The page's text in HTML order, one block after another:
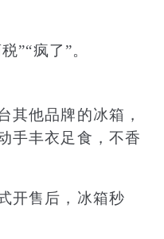
”“疯了”。
其他品牌的冰箱，
手丰衣足食，不香
开售后，冰箱秒